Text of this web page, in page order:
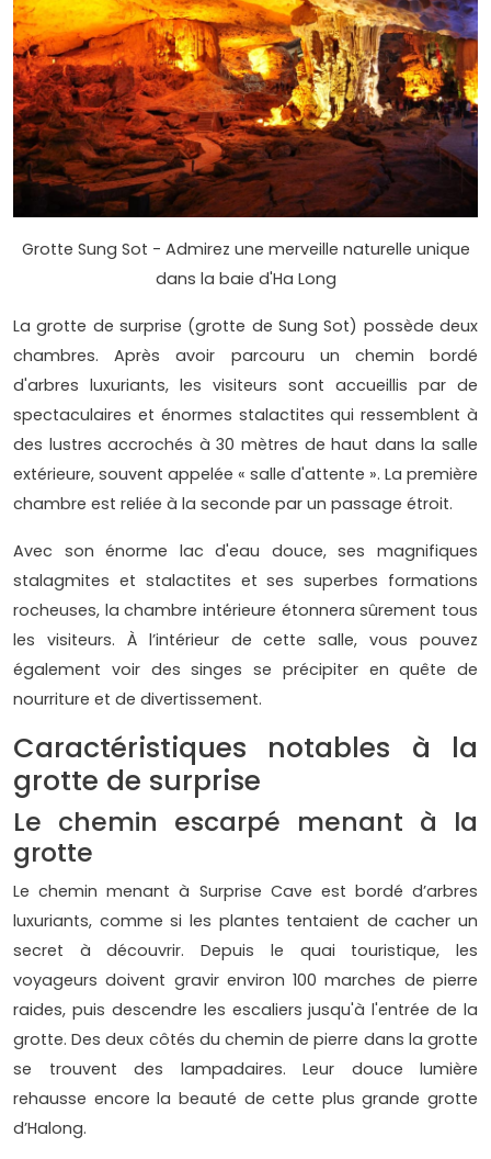
Grotte Sung Sot - Admirez une merveille naturelle unique
dans la baie d'Ha Long
La grotte de surprise (grotte de Sung Sot) possède deux
chambres. Après avoir parcouru un chemin bordé
d'arbres luxuriants, les visiteurs sont accueillis par de
spectaculaires et énormes stalactites qui ressemblent à
des lustres accrochés à 30 mètres de haut dans la salle
extérieure, souvent appelée « salle d'attente ». La première
chambre est reliée à la seconde par un passage étroit.
Avec son énorme lac d'eau douce, ses magnifiques
stalagmites et stalactites et ses superbes formations
rocheuses, la chambre intérieure étonnera sûrement tous
les visiteurs. À l’intérieur de cette salle, vous pouvez
également voir des singes se précipiter en quête de
nourriture et de divertissement.
Caractéristiques notables à la
grotte de surprise
Le chemin escarpé menant à la
grotte
Le chemin menant à Surprise Cave est bordé d’arbres
luxuriants, comme si les plantes tentaient de cacher un
secret à découvrir. Depuis le quai touristique, les
voyageurs doivent gravir environ 100 marches de pierre
raides, puis descendre les escaliers jusqu'à l'entrée de la
grotte. Des deux côtés du chemin de pierre dans la grotte
se trouvent des lampadaires. Leur douce lumière
rehausse encore la beauté de cette plus grande grotte
d’Halong.